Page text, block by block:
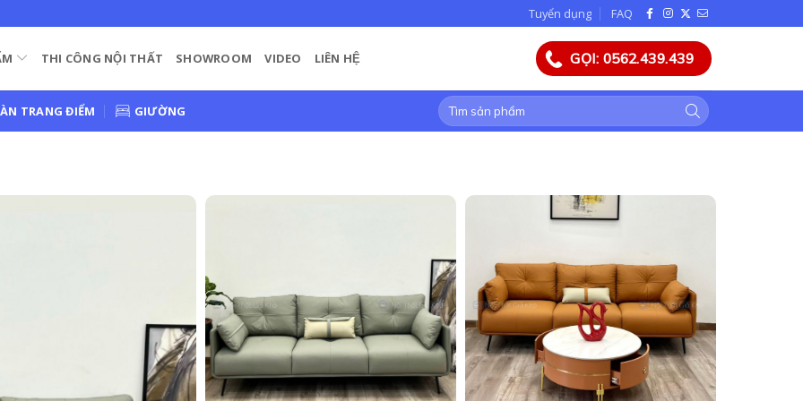
Tuyển dụng FAQ
THI CÔNG NỘI THẤT SHOWROOM VIDEO LIÊN HỆ GỌI: 0562.439.439
TRANG ĐIỂM GIƯỜNG
Tìm
kiếm: